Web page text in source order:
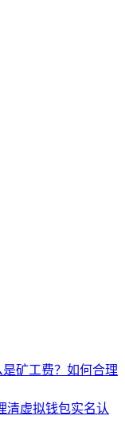
矿工费？如何合理
清虚拟钱包实名认